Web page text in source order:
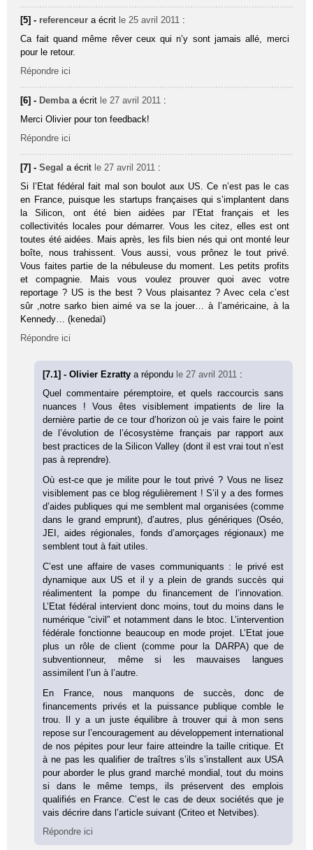
[5] - referenceur a écrit le 25 avril 2011 :
Ca fait quand même rêver ceux qui n’y sont jamais allé, merci
pour le retour.
Répondre ici
[6] - Demba a écrit le 27 avril 2011 :
Merci Olivier pour ton feedback!
Répondre ici
[7] -Segal a écrit le 27 avril 2011 :
Si l’Etat fédéral fait mal son boulot aux US. Ce n’est pas le cas
en France, puisque les startups françaises qui s’implantent dans
la Silicon, ont été bien aidées par l’Etat français et les
collectivités locales pour démarrer. Vous les citez, elles est ont
toutes été aidées. Mais après, les fils bien nés qui ont monté leur
boîte, nous trahissent. Vous aussi, vous prônez le tout privé.
Vous faites partie de la nébuleuse du moment. Les petits profits
et compagnie. Mais vous voulez prouver quoi avec votre
reportage ? US is the best ? Vous plaisantez ? Avec cela c’est
sûr ,notre sarko bien aimé va se la jouer… à l’américaine, à la
Kennedy… (kenedaï)
Répondre ici
[7.1] - Olivier Ezrattya répondu le 27 avril 2011 :
Quel commentaire péremptoire, et quels raccourcis sans
nuances ! Vous êtes visiblement impatients de lire la
dernière partie de ce tour d’horizon où je vais faire le point
de l’évolution de l’écosystème français par rapport aux
best practices de la Silicon Valley (dont il est vrai tout n’est
pas à reprendre).
Où est-ce que je milite pour le tout privé ? Vous ne lisez
visiblement pas ce blog régulièrement ! S’il y a des formes
d’aides publiques qui me semblent mal organisées (comme
dans le grand emprunt), d’autres, plus génériques (Oséo,
JEI, aides régionales, fonds d’amorçages régionaux) me
semblent tout à fait utiles.
C’est une affaire de vases communiquants : le privé est
dynamique aux US et il y a plein de grands succès qui
réalimentent la pompe du financement de l’innovation.
L’Etat fédéral intervient donc moins, tout du moins dans le
numérique “civil” et notamment dans le btoc. L’intervention
fédérale fonctionne beaucoup en mode projet. L’Etat joue
plus un rôle de client (comme pour la DARPA) que de
subventionneur, même si les mauvaises langues
assimilent l’un à l’autre.
En France, nous manquons de succès, donc de
financements privés et la puissance publique comble le
trou. Il y a un juste équilibre à trouver qui à mon sens
repose sur l’encouragement au développement international
de nos pépites pour leur faire atteindre la taille critique. Et
à ne pas les qualifier de traîtres s’ils s’installent aux USA
pour aborder le plus grand marché mondial, tout du moins
si dans le même temps, ils préservent des emplois
qualifiés en France. C’est le cas de deux sociétés que je
vais décrire dans l’article suivant (Criteo et Netvibes).
Répondre ici